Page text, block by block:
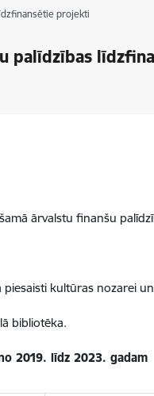
projekti
palīdzības
ārvalstu finanšu
kultūras nozarei
bibliotēka.
2019. līdz 2023. gadam